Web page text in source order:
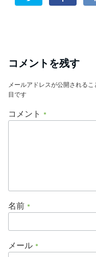
コメントを残す
メールアドレスが公開されるこ
目です
コメント *
名前 *
メール *